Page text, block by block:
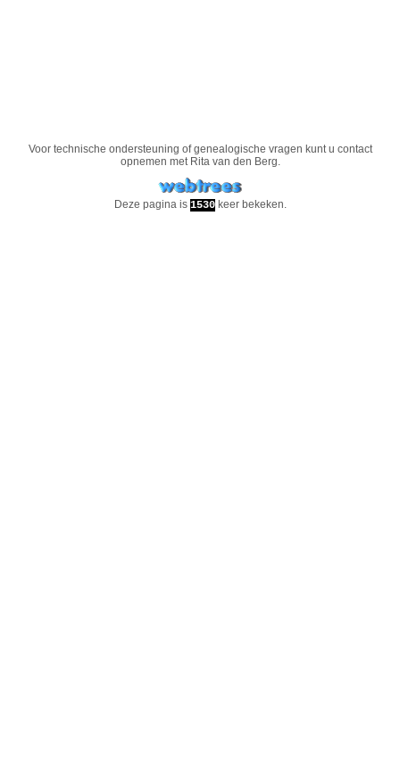
Voor technische ondersteuning of genealogische vragen kunt u contact
opnemen met Rita van den Berg.
Deze pagina is 1530keer bekeken.